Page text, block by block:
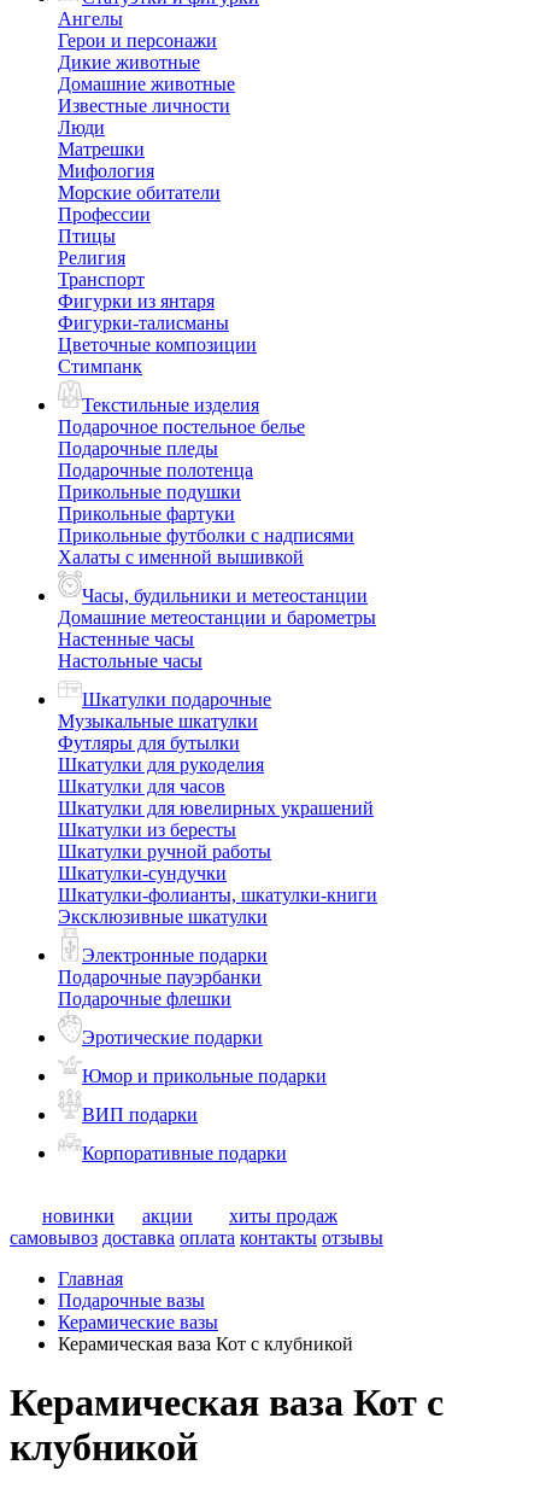
Ангелы
Герои и персонажи
Дикие животные
Домашние животные
Известные личности
Люди
Матрешки
Мифология
Морские обитатели
Профессии
Птицы
Религия
Транспорт
Фигурки из янтаря
Фигурки-талисманы
Цветочные композиции
Стимпанк
Текстильные изделия
Подарочное постельное белье
Подарочные пледы
Подарочные полотенца
Прикольные подушки
Прикольные фартуки
Прикольные футболки с надписями
Халаты с именной вышивкой
Часы, будильники и метеостанции
Домашние метеостанции и барометры
Настенные часы
Настольные часы
Шкатулки подарочные
Музыкальные шкатулки
Футляры для бутылки
Шкатулки для рукоделия
Шкатулки для часов
Шкатулки для ювелирных украшений
Шкатулки из бересты
Шкатулки ручной работы
Шкатулки-сундучки
Шкатулки-фолианты, шкатулки-книги
Эксклюзивные шкатулки
Электронные подарки
Подарочные пауэрбанки
Подарочные флешки
Эротические подарки
Юмор и прикольные подарки
ВИП подарки
Корпоративные подарки
новинки акции
хиты продаж
самовывоз доставка оплата контакты отзывы
Главная
Подарочные вазы
Керамические вазы
Керамическая ваза Кот с клубникой
Керамическая ваза Кот с
клубникой